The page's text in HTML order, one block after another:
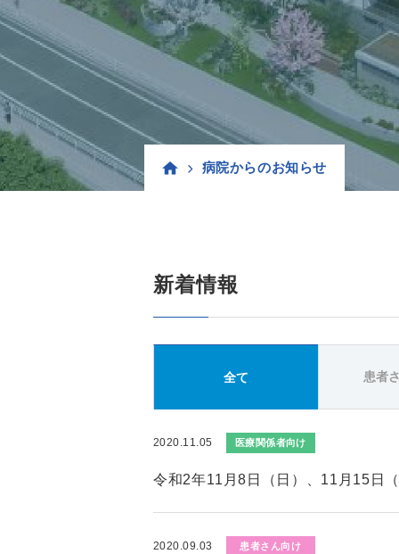
病院からのお知らせ
新着情報
全て 患者
2020.11.05 医療関係者向け
令和2年11月8日（日）、11月15日
2020.09.03 患者さん向け